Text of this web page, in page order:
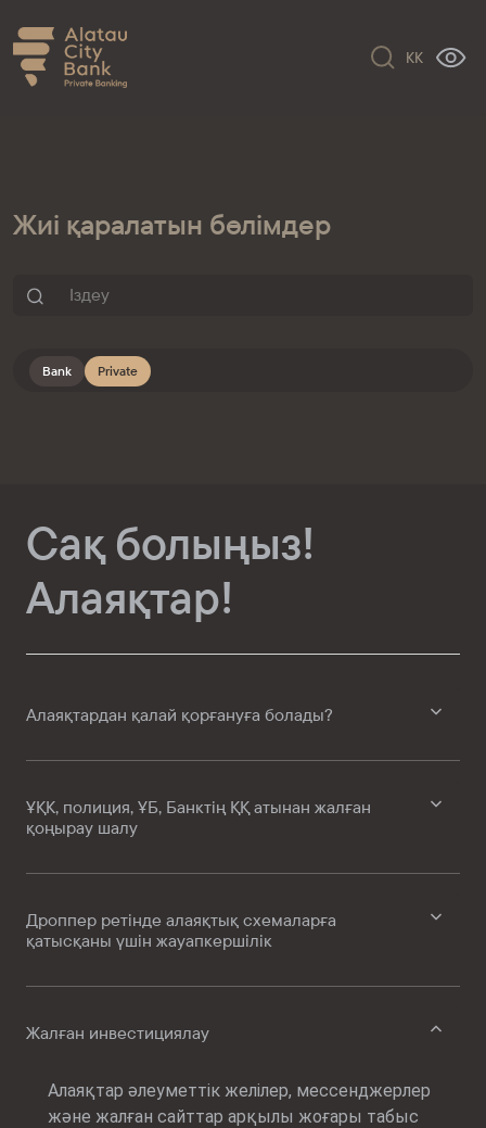
KK
Жиі қаралатын бөлімдер
Bank Private
Сақ болыңыз!
Алаяқтар!
Алаяқтардан қалай қорғануға болады?
ҰҚК, полиция, ҰБ, Банктің ҚҚ атынан жалған
қоңырау шалу
Дроппер ретінде алаяқтық схемаларға
қатысқаны үшін жауапкершілік
Жалған инвестициялау
Алаяқтар әлеуметтік желілер, мессенджерлер
және жалған сайттар арқылы жоғары табыс